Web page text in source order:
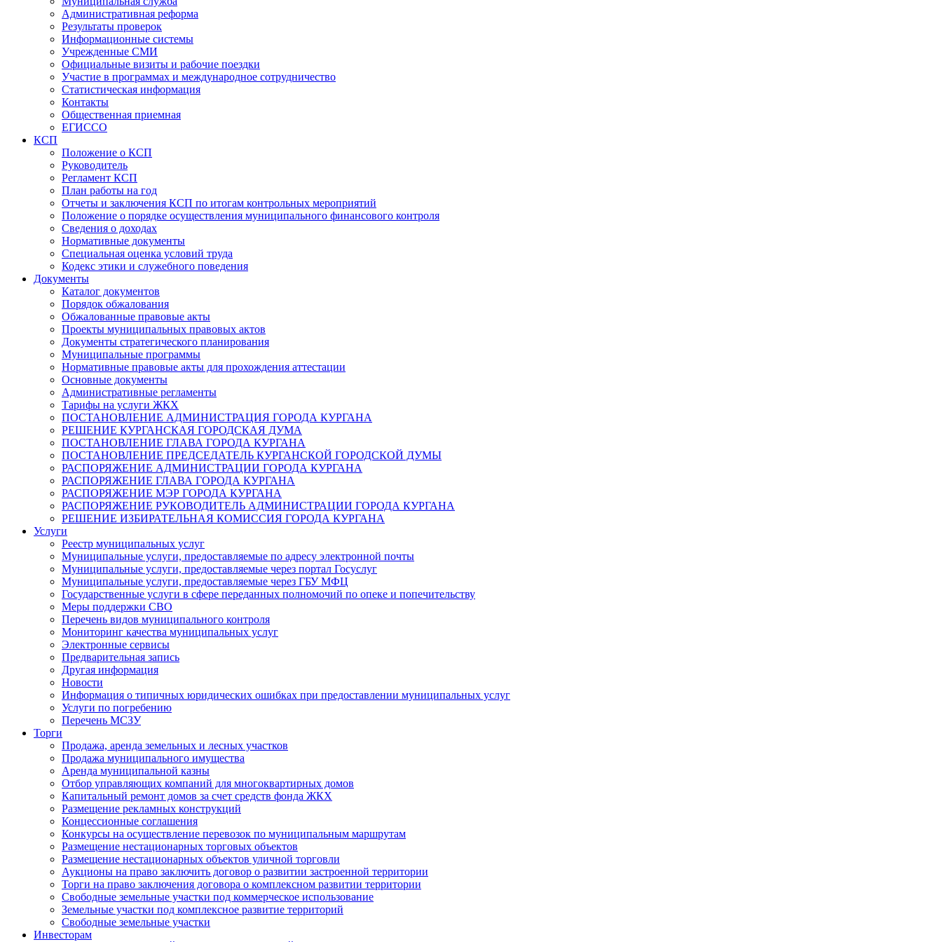
Административная реформа
Результаты проверок
Информационные системы
Учрежденные СМИ
Официальные визиты и рабочие поездки
Участие в программах и международное сотрудничество
Статистическая информация
Контакты
Общественная приемная
ЕГИССО
КСП
Положение о КСП
Руководитель
Регламент КСП
План работы на год
Отчеты и заключения КСП по итогам контрольных мероприятий
Положение о порядке осуществления муниципального финансового контроля
Сведения о доходах
Нормативные документы
Специальная оценка условий труда
Кодекс этики и служебного поведения
Документы
Каталог документов
Порядок обжалования
Обжалованные правовые акты
Проекты муниципальных правовых актов
Документы стратегического планирования
Муниципальные программы
Нормативные правовые акты для прохождения аттестации
Основные документы
Административные регламенты
Тарифы на услуги ЖКХ
ПОСТАНОВЛЕНИЕ АДМИНИСТРАЦИЯ ГОРОДА КУРГАНА
РЕШЕНИЕ КУРГАНСКАЯ ГОРОДСКАЯ ДУМА
ПОСТАНОВЛЕНИЕ ГЛАВА ГОРОДА КУРГАНА
ПОСТАНОВЛЕНИЕ ПРЕДСЕДАТЕЛЬ КУРГАНСКОЙ ГОРОДСКОЙ ДУМЫ
РАСПОРЯЖЕНИЕ АДМИНИСТРАЦИИ ГОРОДА КУРГАНА
РАСПОРЯЖЕНИЕ ГЛАВА ГОРОДА КУРГАНА
РАСПОРЯЖЕНИЕ МЭР ГОРОДА КУРГАНА
РАСПОРЯЖЕНИЕ РУКОВОДИТЕЛЬ АДМИНИСТРАЦИИ ГОРОДА КУРГАНА
РЕШЕНИЕ ИЗБИРАТЕЛЬНАЯ КОМИССИЯ ГОРОДА КУРГАНА
Услуги
Реестр муниципальных услуг
Муниципальные услуги, предоставляемые по адресу электронной почты
Муниципальные услуги, предоставляемые через портал Госуслуг
Муниципальные услуги, предоставляемые через ГБУ МФЦ
Государственные услуги в сфере переданных полномочий по опеке и попечительству
Меры поддержки СВО
Перечень видов муниципального контроля
Мониторинг качества муниципальных услуг
Электронные сервисы
Предварительная запись
Другая информация
Новости
Информация о типичных юридических ошибках при предоставлении муниципальных услуг
Услуги по погребению
Перечень МСЗУ
Торги
Продажа, аренда земельных и лесных участков
Продажа муниципального имущества
Аренда муниципальной казны
Отбор управляющих компаний для многоквартирных домов
Капитальный ремонт домов за счет средств фонда ЖКХ
Размещение рекламных конструкций
Концессионные соглашения
Конкурсы на осуществление перевозок по муниципальным маршрутам
Размещение нестационарных торговых объектов
Размещение нестационарных объектов уличной торговли
Аукционы на право заключить договор о развитии застроенной территории
Торги на право заключения договора о комплексном развитии территории
Свободные земельные участки под коммерческое использование
Земельные участки под комплексное развитие территорий
Свободные земельные участки
Инвесторам